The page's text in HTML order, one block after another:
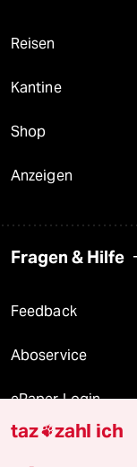
Reisen
Kantine
Shop
Anzeigen
Fragen & Hilfe
Feedback
Aboservice
ePaper Login
Downloads für
taz zahl ich